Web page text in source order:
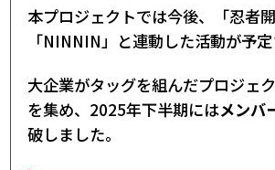
本プロジェクトでは今後、「忍者
「NINNIN」と連動した活動が予定
大企業がタッグを組んだプロジェ
を集め、2025年下半期にはメンバ
破しました。